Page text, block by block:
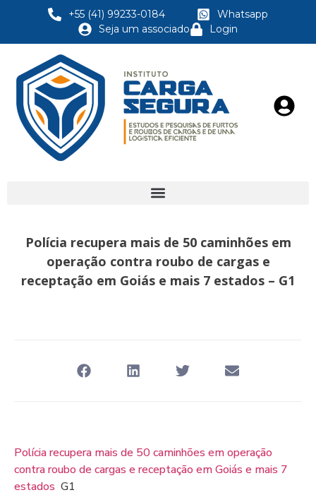
+55 (41) 99233-0184
Whatsapp
Seja um associado
Login
Polícia recupera mais de 50 caminhões em
operação contra roubo de cargas e
receptação em Goiás e mais 7 estados – G1
Polícia recupera mais de 50 caminhões em operação
contra roubo de cargas e receptação em Goiás e mais 7
estados G1